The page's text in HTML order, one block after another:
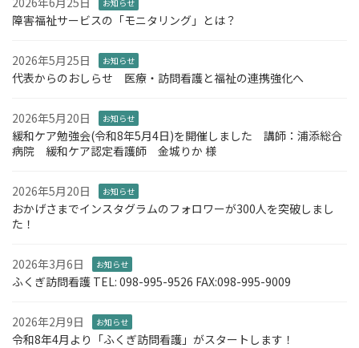
お知らせ
障害福祉サービスの「モニタリング」とは？
2026年5月25日 お知らせ
代表からのおしらせ 医療・訪問看護と福祉の連携強化へ
2026年5月20日 お知らせ
緩和ケア勉強会(令和8年5月4日)を開催しました 講師：浦添総合
病院 緩和ケア認定看護師 金城りか 様
2026年5月20日 お知らせ
おかげさまでインスタグラムのフォロワーが300人を突破しまし
た！
2026年3月6日 お知らせ
ふくぎ訪問看護 TEL: 098-995-9526 FAX:098-995-9009
2026年2月9日 お知らせ
令和8年4月より「ふくぎ訪問看護」がスタートします！